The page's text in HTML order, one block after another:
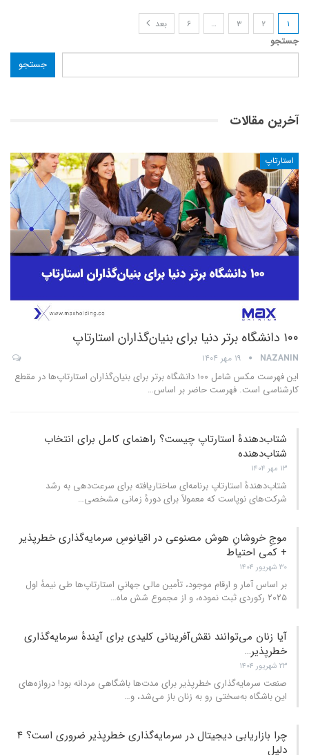
۱ ۲ ۳ … ۶ بعد
جستجو
جستجو
آخرین مقالات
استارتاپ
۱۰۰ دانشگاه برتر دنیا برای بنیان‌گذاران استارتاپ
NAZANIN ۱۹ مهر ۱۴۰۴
این فهرست مکس شامل ۱۰۰ دانشگاه برتر برای بنیان‌گذاران استارتاپ‌ها در مقطع
کارشناسی است. فهرست حاضر بر اساس…
شتاب‌دهندهٔ استارتاپ چیست؟ راهنمای کامل برای انتخاب
شتا‌ب‌دهنده
۱۳ مهر ۱۴۰۴
شتاب‌دهندهٔ استارتاپ برنامه‌ای ساختاریافته برای سرعت‌دهی به رشد
شرکت‌های نوپاست که معمولاً برای دورهٔ زمانی مشخصی…
موجِ خروشانِ هوش مصنوعی در اقیانوسِ سرمایه‌گذاری خطرپذیر
+ کمی احتیاط
۳۰ شهریور ۱۴۰۴
بر اساس آمار و ارقام موجود، تأمین مالی جهانیِ استارتاپ‌ها طی نیمهٔ اول
۲۰۲۵ رکوردی ثبت نموده، و از مجموع شش ماه
…
آیا زنان می‌توانند نقش‌آفرینانی کلیدی برای آیندهٔ سرمایه‌گذاری
خطرپذیر…
۲۳ شهریور ۱۴۰۴
صنعت سرمایه‌گذاری خطرپذیر برای مدت‌ها باشگاهی مردانه بود! دروازه‌های
این باشگاه به‌سختی رو به زنان باز می‌شد، و…
چرا بازاریابی دیجیتال در سرمایه‌گذاری خطرپذیر ضروری است؟ ۴
دلیل